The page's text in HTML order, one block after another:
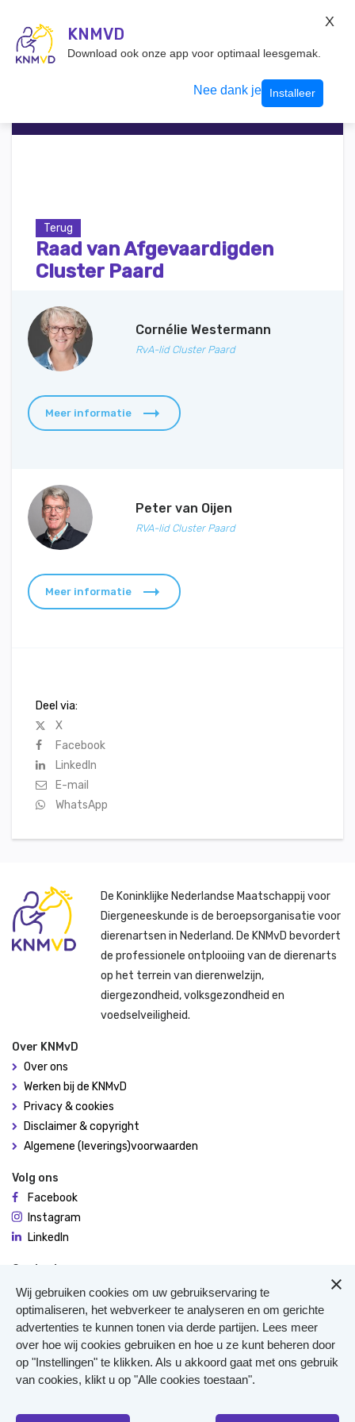
Inloggen
Terug
Raad van Afgevaardigden
Cluster Paard
Cornélie Westermann
RvA-lid Cluster Paard
Meer informatie
Peter van Oijen
RVA-lid Cluster Paard
Meer informatie
Deel via:
X
Facebook
LinkedIn
E-mail
WhatsApp
De Koninklijke Nederlandse Maatschappij voor
Diergeneeskunde is de beroepsorganisatie voor
dierenartsen in Nederland. De KNMvD bevordert
de professionele ontplooiing van de dierenarts
op het terrein van dierenwelzijn,
diergezondheid, volksgezondheid en
voedselveiligheid.
Over KNMvD
Over ons
Werken bij de KNMvD
Privacy & cookies
Disclaimer & copyright
Algemene (leverings)voorwaarden
Volg ons
Facebook
Instagram
LinkedIn
Contact
De Molen 94
3995 AX Houten
0306348900
Meer contact
Veterinair Vangnet
Pers
KNMVD
Download ook onze app voor optimaal leesgemak.
Nee dank je Installeer
X
Wij gebruiken cookies om uw gebruikservaring te
optimaliseren, het webverkeer te analyseren en om gerichte
advertenties te kunnen tonen via derde partijen. Lees meer
over hoe wij cookies gebruiken en hoe u ze kunt beheren door
op "Instellingen" te klikken. Als u akkoord gaat met ons gebruik
van cookies, klikt u op "Alle cookies toestaan".